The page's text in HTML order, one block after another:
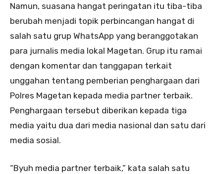
Namun, suasana hangat peringatan itu tiba-tiba
berubah menjadi topik perbincangan hangat di
salah satu grup WhatsApp yang beranggotakan
para jurnalis media lokal Magetan. Grup itu ramai
dengan komentar dan tanggapan terkait
unggahan tentang pemberian penghargaan dari
Polres Magetan kepada media partner terbaik.
Penghargaan tersebut diberikan kepada tiga
media yaitu dua dari media nasional dan satu dari
media sosial.
“Byuh media partner terbaik,” kata salah satu